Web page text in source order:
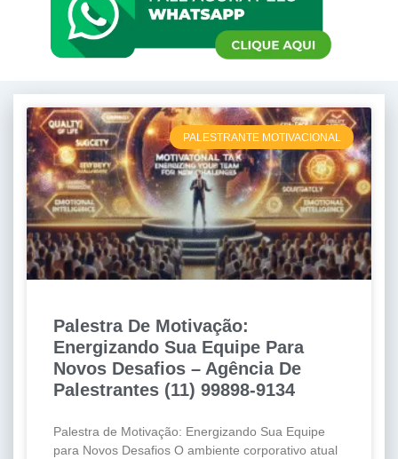
PALESTRANTE MOTIVACIONAL
Palestra De Motivação:
Energizando Sua Equipe Para
Novos Desafios – Agência De
Palestrantes (11) 99898-9134
Palestra de Motivação: Energizando Sua Equipe
para Novos Desafios O ambiente corporativo atual